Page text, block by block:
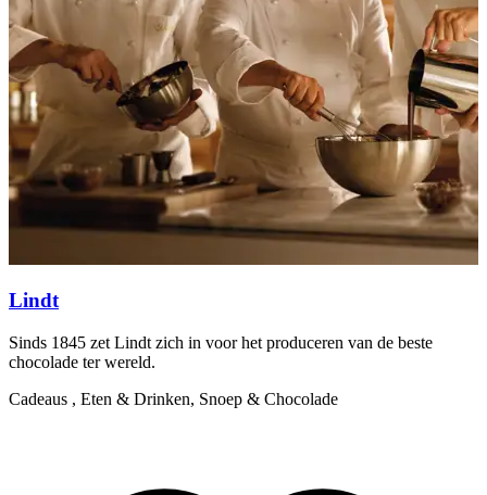
Lindt
Sinds 1845 zet Lindt zich in voor het produceren van de beste
chocolade ter wereld.
Cadeaus , Eten & Drinken, Snoep & Chocolade